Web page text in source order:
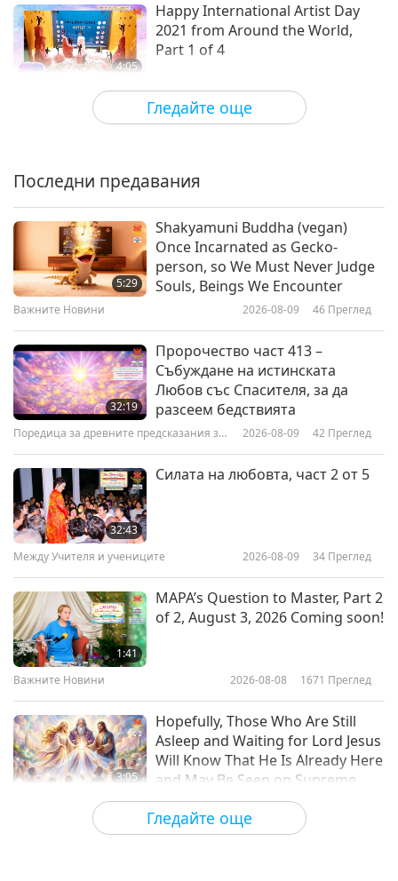
Гледайте още
4:05
Happy International Artist Day
2021 from Around the World,
Part 1 of 4
2021-04-03 5166
4:17
1 of 8
Happy Vegan Lunar New Year
2021 from Around the World,
Part 1 of 4
4:49
Happy Vegan New Year 2021
from Around the World, Part 1 of
5
4:44
Честит Ден на бащата, част 1
Гледайте още
Последни предавания
5:29
Shakyamuni Buddha (vegan)
Once Incarnated as Gecko-
person, so We Must Never Judge
Souls, Beings We Encounter
Важните Новини 2026-08-09 46 Преглед
32:19
Пророчество част 413 –
Събуждане на истинската
Любов със Спасителя, за да
разсеем бедствията
Поредица за древните предсказания за
2026-08-09 42 Преглед
32:43
Силата на любовта, част 2 от 5
Между Учителя и учениците 2026-08-09 34 Преглед
1:41
MAPA’s Question to Master, Part 2
of 2, August 3, 2026 Coming soon!
Важните Новини 2026-08-08 1671 Преглед
3:05
Hopefully, Those Who Are Still
Asleep and Waiting for Lord Jesus
Will Know That He Is Already Here
and May Be Seen on Supreme
Master Television
Важните Новини 2026-08-08